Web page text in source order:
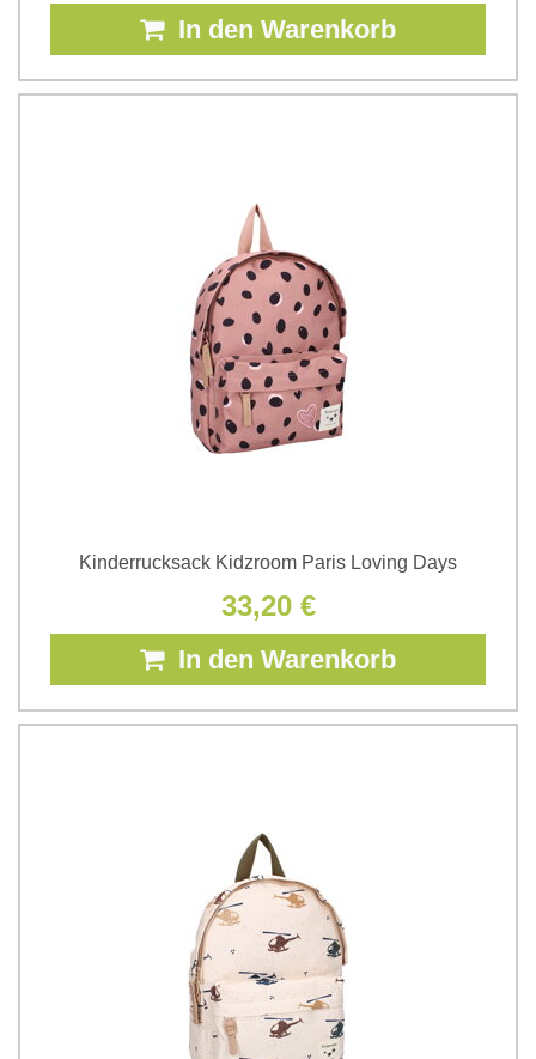
In den Warenkorb
Kinderrucksack Kidzroom Paris Loving Days
33,20 €
In den Warenkorb